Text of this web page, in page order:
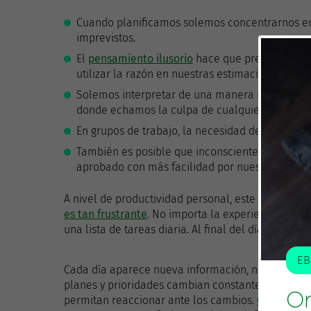
Cuando planificamos solemos concentrarnos
imprevistos.
El pensamiento ilusorio hace que prefiramos
utilizar la razón en nuestras estimaciones.
Solemos interpretar de una manera muy
donde echamos la culpa de cualquier
En grupos de trabajo, la necesidad de
También es posible que inconscientemente
aprobado con más facilidad por nuestro jefe,
A nivel de productividad personal, este concepto
es tan frustrante. No importa la experiencia que
una lista de tareas diaria. Al final del día,
Cada día aparece nueva información, nuevos
planes y prioridades cambian constantemente.
permitan reaccionar ante los cambios. GTD es